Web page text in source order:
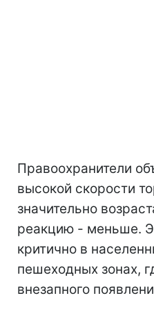
Правоохранители
высокой скорости
значительно
реакцию - меньше.
критично в
пешеходных зонах,
внезапного